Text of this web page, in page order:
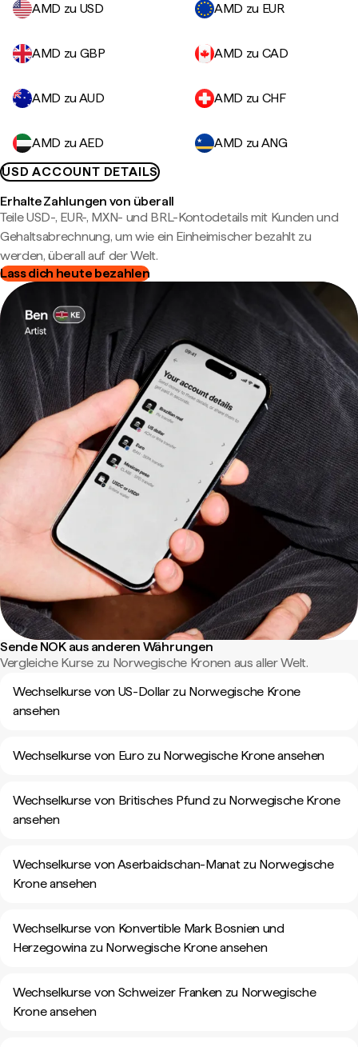
AMD zu USD
AMD zu EUR
AMD zu GBP AMD zu CAD
AMD zu AUD AMD zu CHF
AMD zu AED
AMD zu ANG
USD ACCOUNT DETAILS
Erhalte Zahlungen von überall
Teile USD-, EUR-, MXN- und BRL-Kontodetails mit Kunden und
Gehaltsabrechnung, um wie ein Einheimischer bezahlt zu
werden, überall auf der Welt.
Lass dich heute bezahlen
Sende NOK aus anderen Währungen
Vergleiche Kurse zu Norwegische Kronen aus aller Welt.
Wechselkurse von US-Dollar zu Norwegische Krone
ansehen
Wechselkurse von Euro zu Norwegische Krone ansehen
Wechselkurse von Britisches Pfund zu Norwegische Krone
ansehen
Wechselkurse von Aserbaidschan-Manat zu Norwegische
Krone ansehen
Wechselkurse von Konvertible Mark Bosnien und
Herzegowina zu Norwegische Krone ansehen
Wechselkurse von Schweizer Franken zu Norwegische
Krone ansehen